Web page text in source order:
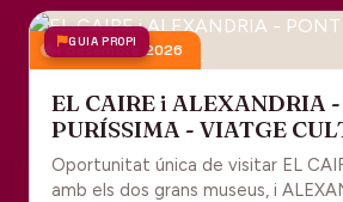
GUIA PROPI
4 desembre 2026
EL CAIRE i ALEXANDRIA
PURÍSSIMA - VIATGE
Oportunitat única de visitar EL
amb els dos grans museus, i